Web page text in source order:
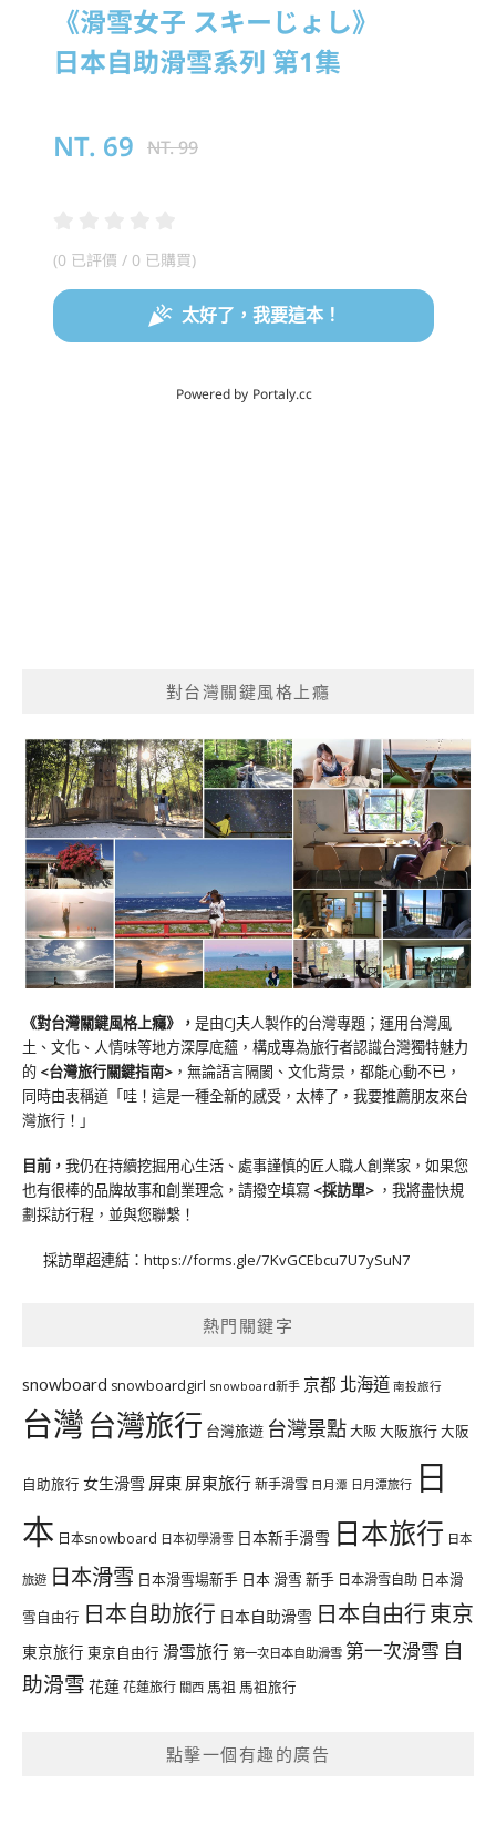
對台灣關鍵風格上癮
《對台灣關鍵風格上癮》 ， 是由CJ夫人製作的台灣專題；運用台灣風
土、文化、人情味等地方深厚底蘊，構成專為旅行者認識台灣獨特魅力
的 <台灣旅行關鍵指南> ，無論語言隔閡、文化背景，都能心動不已，
同時由衷稱道「哇！這是一種全新的感受，太棒了，我要推薦朋友來台
灣旅行！」
目前， 我仍在持續挖掘用心生活、處事謹慎的匠人職人創業家，如果您
也有很棒的品牌故事和創業理念，請撥空填寫 <採訪單> ，我將盡快規
劃採訪行程，並與您聯繫！
採訪單超連結： https://forms.gle/7KvGCEbcu7U7ySuN7
熱門關鍵字
snowboard snowboardgirl snowboard新手 京都 北海道 南投旅行
台灣台灣旅行 台灣旅遊 台灣景點大阪大阪旅行大阪
自助旅行 女生滑雪 屏東 屏東旅行新手滑雪 日月潭 日月潭旅行 日
本 日本snowboard 日本初學滑雪 日本新手滑雪 日本旅行 日本
旅遊 日本滑雪 日本滑雪場新手 日本 滑雪 新手 日本滑雪自助 日本滑
雪自由行 日本自助旅行 日本自助滑雪 日本自由行東京
東京旅行 東京自由行 滑雪旅行 第一次日本自助滑雪 第一次滑雪 自
助滑雪 花蓮花蓮旅行 關西 馬祖 馬祖旅行
點擊一個有趣的廣告